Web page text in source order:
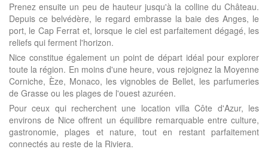
Prenez ensuite un peu de hauteur jusqu'à la colline du Château.
Depuis ce belvédère, le regard embrasse la baie des Anges, le
port, le Cap Ferrat et, lorsque le ciel est parfaitement dégagé, les
reliefs qui ferment l'horizon.
Nice constitue également un point de départ idéal pour explorer
toute la région. En moins d'une heure, vous rejoignez la Moyenne
Corniche, Èze, Monaco, les vignobles de Bellet, les parfumeries
de Grasse ou les plages de l'ouest azuréen.
Pour ceux qui recherchent une location villa Côte d'Azur, les
environs de Nice offrent un équilibre remarquable entre culture,
gastronomie, plages et nature, tout en restant parfaitement
connectés au reste de la Riviera.